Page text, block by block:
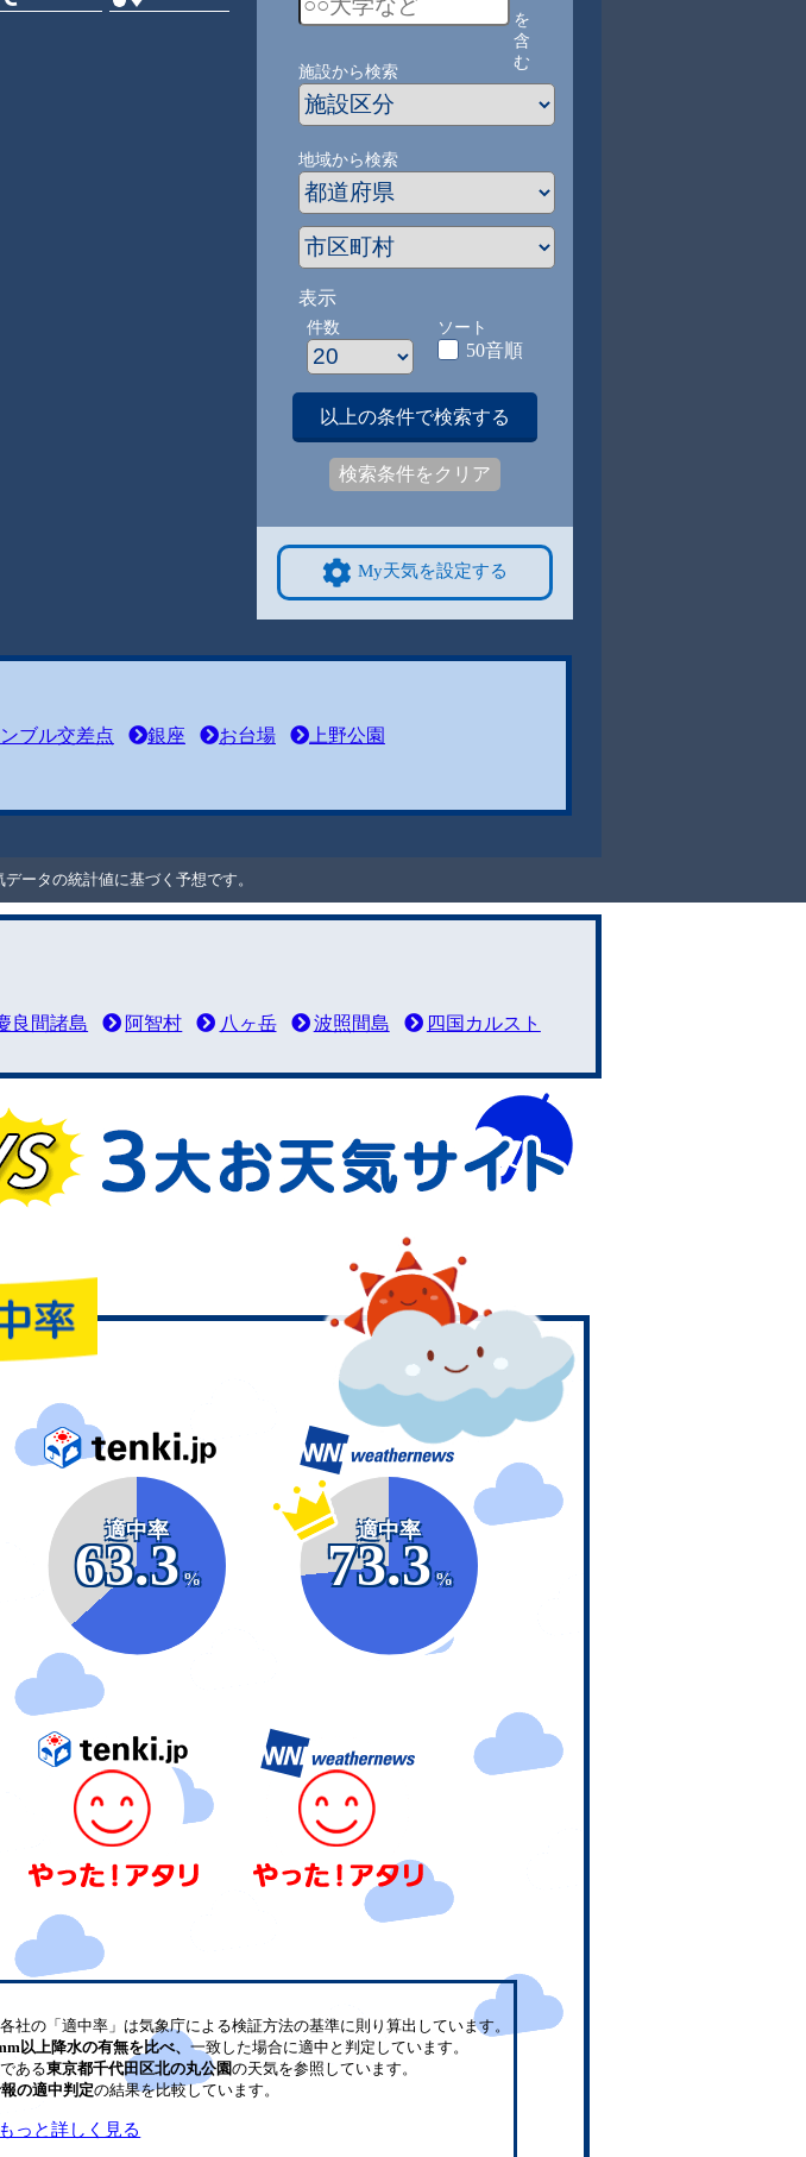
を
含
む
施設から検索
地域から検索
表示
件数 ソート
50音順
以上の条件で検索する
検索条件をクリア
My天気を設定する
ブル交差点 銀座 お台場
上野公園
ータの統計値に基づく予想です。
良間諸島 阿智村 八ヶ岳 波照間島 四国カルスト
適中率
63.3
%
適中率
73.3
%
各社の「適中率」は気象庁による検証方法の基準に則り算出しています。
以上降水の有無を比べ、 一致した場合に適中と判定しています。
ある東京都千代田区北の丸公園の天気を参照しています。
の適中判定の結果を比較しています。
もっと詳しく見る